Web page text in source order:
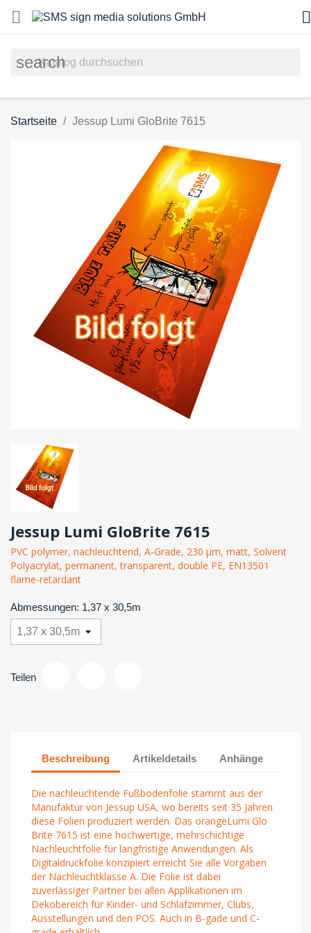
 
search
Startseite Jessup Lumi GloBrite 7615
Jessup Lumi GloBrite 7615
PVC polymer, nachleuchtend, A-Grade, 230 µm, matt, Solvent
Polyacrylat, permanent, transparent, double PE, EN13501
flame-retardant
Abmessungen: 1,37 x 30,5m
Teilen
Beschreibung Artikeldetails Anhänge
Die nachleuchtende Fußbodenfolie stammt aus der
Manufaktur von Jessup USA, wo bereits seit 35 Jahren
diese Folien produziert werden. Das orangeLumi Glo
Brite 7615 ist eine hochwertige, mehrschichtige
Nachleuchtfolie für langfristige Anwendungen. Als
Digitaldruckfolie konzipiert erreicht Sie alle Vorgaben
der Nachleuchtklasse A. Die Folie ist dabei
zuverlässiger Partner bei allen Applikationen im
Dekobereich für Kinder- und Schlafzimmer, Clubs,
Ausstellungen und den POS. Auch in B-gade und C-